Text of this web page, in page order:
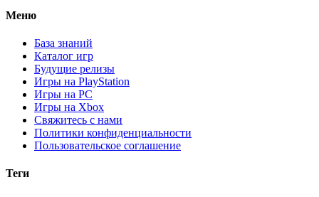
Меню
База знаний
Каталог игр
Будущие релизы
Игры на PlayStation
Игры на PC
Игры на Xbox
Свяжитесь с нами
Политики конфиденциальности
Пользовательское соглашение
Теги